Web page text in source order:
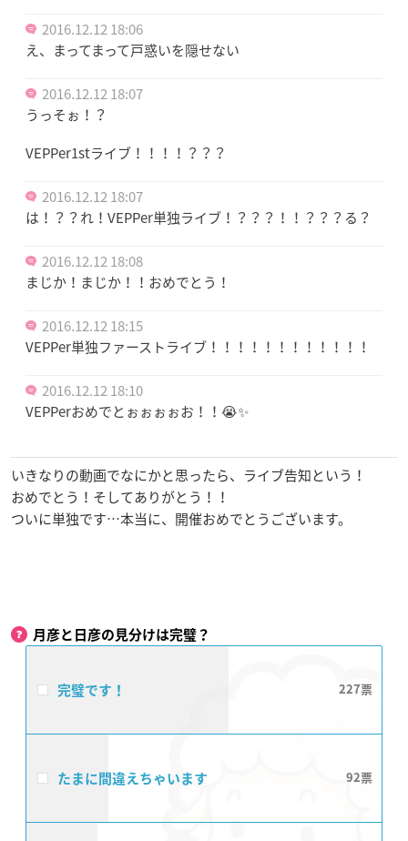
2016.12.12 18:06
え、まってまって戸惑いを隠せない
2016.12.12 18:07
うっそぉ！？
VEPPer1stライブ！！！！？？？
2016.12.12 18:07
は！？？れ！VEPPer単独ライブ！？？？！！？？？る？
2016.12.12 18:08
まじか！まじか！！おめでとう！
2016.12.12 18:15
VEPPer単独ファーストライブ！！！！！！！！！！！！
2016.12.12 18:10
VEPPerおめでとぉぉぉぉお！！😭✨
いきなりの動画でなにかと思ったら、ライブ告知という！
おめでとう！そしてありがとう！！
ついに単独です…本当に、開催おめでとうございます。
月彦と日彦の見分けは完璧？
完璧です！ 227
たまに間違えちゃいます 92